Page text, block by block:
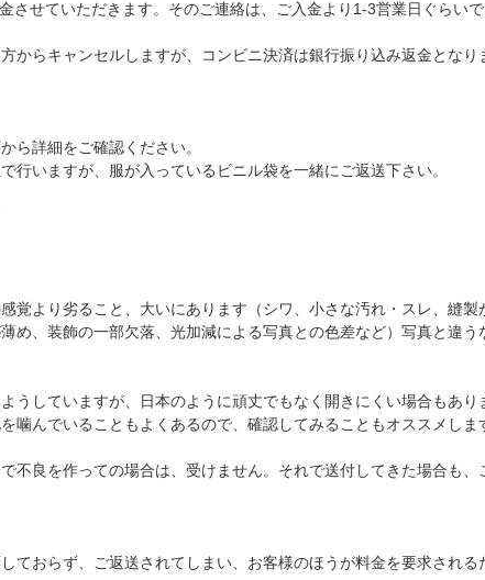
させていただきます。そのご連絡は、ご入金より1-3営業日ぐらいで
からキャンセルしますが、コンビニ決済は銀行振り込み返金となり
ら詳細をご確認ください。
行いますが、服が入っているビニル袋を一緒にご返送下さい。
覚より劣ること、大いにあります（シワ、小さな汚れ・スレ、縫
め、装飾の一部欠落、光加減による写真との色差など）写真と違
うしていますが、日本のように頑丈でもなく開きにくい場合もあ
噛んでいることもよくあるので、確認してみることもオススメしま
不良を作っての場合は、受けません。それで送付してきた場合も
ておらず、ご返送されてしまい、お客様のほうが料金を要求され